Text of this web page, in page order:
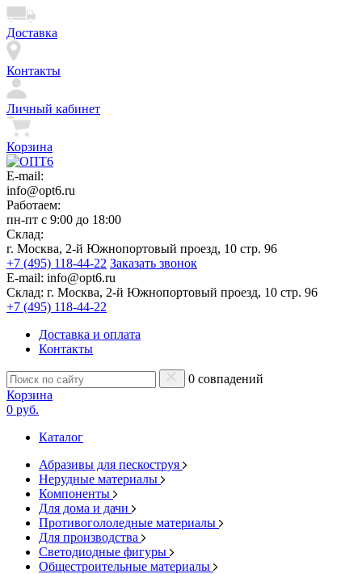
Доставка
Контакты
Личный кабинет
Корзина
E-mail:
info@opt6.ru
Работаем:
пн-пт с 9:00 до 18:00
Склад:
г. Москва, 2-й Южнопортовый проезд, 10 стр. 96
+7 (495) 118-44-22 Заказать звонок
E-mail: info@opt6.ru
Склад: г. Москва, 2-й Южнопортовый проезд, 10 стр. 96
+7 (495) 118-44-22
Доставка и оплата
Контакты
0 совпадений
Корзина
0 руб.
Каталог
Абразивы для пескоструя
Нерудные материалы
Компоненты
Для дома и дачи
Противогололедные материалы
Для производства
Светодиодные фигуры
Общестроительные материалы